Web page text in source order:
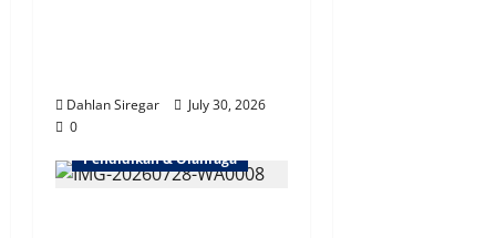
Dahlan Siregar
July 30, 2026
0
Pendidikan & Olahraga